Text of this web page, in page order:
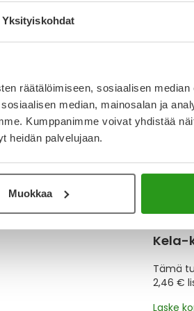
Yksityiskohdat
räätälöimiseen, sosiaalisen
median, mainosalan ja
Kumppanimme voivat yhdistää
heidän palvelujaan.
Muokkaa
tuotteet
Kela-
Tämä
2,46 €
Laske